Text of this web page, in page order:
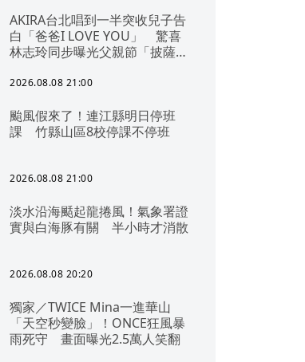
AKIRA台北唱到一半突收兒子告
白「爸爸I LOVE YOU」 驚喜
林志玲同步曝光父親節「披薩蛋
2026.08.08 21:00
颱風假來了！連江縣明日停班
課 竹縣山區8校停課不停班
2026.08.08 21:00
淡水沿海颳起龍捲風！氣象署證
實與白海豚有關 半小時才消散
2026.08.08 20:20
獨家／TWICE Mina一進華山
「天空秒變臉」！ONCE狂風暴
雨死守 畫面曝光2.5萬人笑翻